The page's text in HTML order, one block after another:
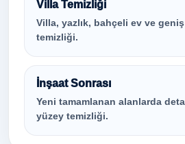
Villa Temizliği
Villa, yazlık, bahçeli ev ve
temizliği.
İnşaat Sonrası
Yeni tamamlanan alanlarda
yüzey temizliği.